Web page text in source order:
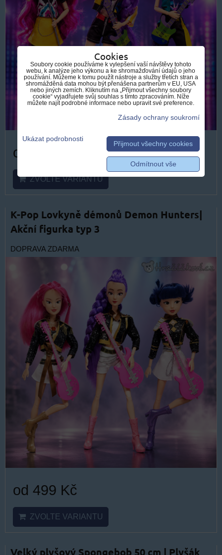
od 499 Kč
ZVOLTE VARIANTU
K-Pop Lovkyně démonů Demon Hunters|
Akční figurka typ 3
DOPRAVA ZDARMA
od 499 Kč
ZVOLTE VARIANTU
Velký plyšový Spongebob 50 cm | Plyšák
Cookies
Soubory cookie používáme k vylepšení vaší návštěvy tohoto
webu, k analýze jeho výkonu a ke shromažďování údajů o jeho
používání. Můžeme k tomu použít nástroje a služby třetích stran a
shromážděná data mohou být přenášena partnerům v EU, USA
nebo jiných zemích. Kliknutím na „Přijmout všechny soubory
cookie“ vyjadřujete svůj souhlas s tímto zpracováním. Níže
můžete najít podrobné informace nebo upravit své preference.
Zásady ochrany soukromí
Ukázat podrobnosti
Přijmout všechny cookies
Odmítnout vše